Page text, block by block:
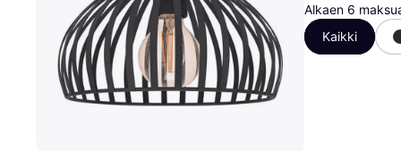
Alkaen 6
Kaikki